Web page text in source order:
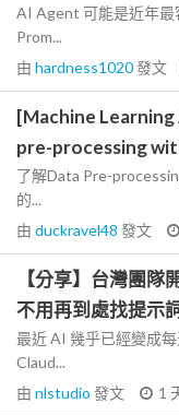
AI Agent 可能是近年最
Prom...
由 hardness1020發文
[Machine Learning
pre-processing
了解Data Pre-
的...
由 duckravel48 發文
【分享】台灣團
不用再到處找提示
最近 AI 幾乎已經變成
Claud...
由 nlstudio 發文 1